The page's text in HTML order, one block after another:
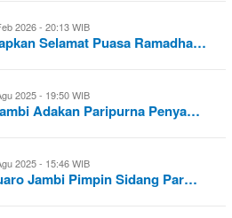
2026 - 20:13 WIB
Selamat Puasa Ramadha…
2025 - 19:50 WIB
Adakan Paripurna Penya…
2025 - 15:46 WIB
Jambi Pimpin Sidang Par…